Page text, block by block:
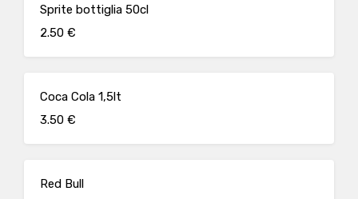
Sprite bottiglia 50cl
2.50 €
Coca Cola 1,5lt
3.50 €
Red Bull